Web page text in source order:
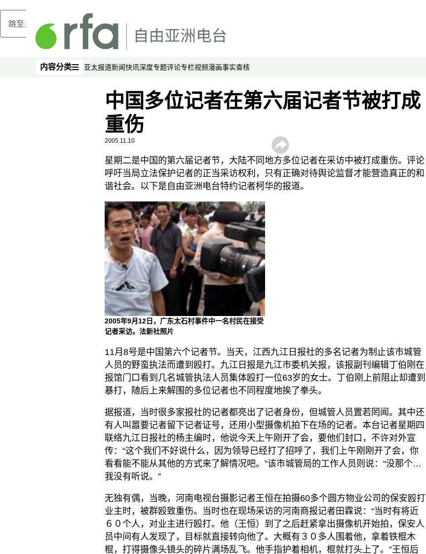
跳至主内容
内容分类
内容分类 亚太报道新闻快讯深度专题评论专栏视频漫画事实查核
漫画
视频
亚洲很想聊
观点
中国多位记者在第六届记者节被打成
重伤
2005.11.10
星期二是中国的第六届记者节，大陆不同地方多位记者在采访中被打成重伤。评论
呼吁当局立法保护记者的正当采访权利，只有正确对待舆论监督才能营造真正的和
谐社会。以下是自由亚洲电台特约记者柯华的报道。
2005年9月12日，广东太石村事件中一名村民在接受
记者采访。法新社照片
11月8号是中国第六个记者节。当天，江西九江日报社的多名记者为制止该市城管
人员的野蛮执法而遭到殴打。九江日报是九江市委机关报，该报副刊编辑丁伯刚在
报馆门口看到几名城管执法人员集体殴打一位63岁的女士。丁伯刚上前阻止却遭到
暴打，随后上来解围的多位记者也不同程度地挨了拳头。
据报道，当时很多家报社的记者都亮出了记者身份，但城管人员置若罔闻。其中还
有人叫嚣要记者留下记者证号，还用小型摄像机拍下在场的记者。本台记者星期四
联络九江日报社的杨主编时，他说今天上午刚开了会，要他们封口，不许对外宣
传：“这个我们不好说什么，因为领导已经打了招呼了，我们上午刚刚开了会，你
看看能不能从其他的方式来了解情况吧。”该市城管局的工作人员则说：“没那个…
我没有听说。”
无独有偶，当晚，河南电视台摄影记者王恒在拍摄60多个圆方物业公司的保安殴打
业主时，被群殴致重伤。当时也在现场采访的河南商报记者田霖说：“当时有将近
６０个人，对业主进行殴打。他（王恒）到了之后赶紧拿出摄像机开始拍，保安人
员中间有人发现了，目标就直接转向他了。大概有３０多人围着他，拿着铁棍木
棍，打得摄像头镜头的碎片满场乱飞。他手指护着相机，棍就打头上了。”王恒后